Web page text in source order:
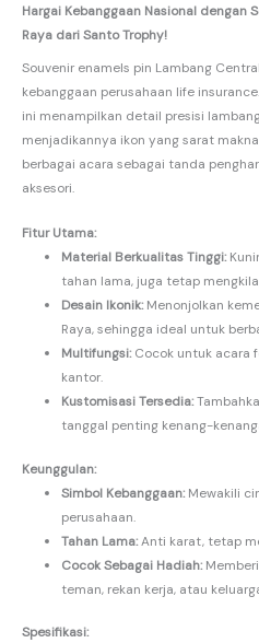
Hargai Kebanggaan Nasional dengan
Raya dari Santo Trophy!
Souvenir enamels pin Lambang
kebanggaan perusahaan life
ini menampilkan detail presisi
menjadikannya ikon yang sarat
berbagai acara sebagai tanda
aksesori.
Fitur Utama:
Material Berkualitas Tinggi:
tahan lama, juga tetap
Desain Ikonik:Menonjolkan
Raya, sehingga ideal untuk
Multifungsi:Cocok untuk acara
kantor.
Kustomisasi Tersedia:
tanggal penting kenang-
Keunggulan:
Simbol Kebanggaan:Mewakili
perusahaan.
Tahan Lama:Anti karat, tetap
Cocok Sebagai Hadiah:
teman, rekan kerja, atau
Spesifikasi: